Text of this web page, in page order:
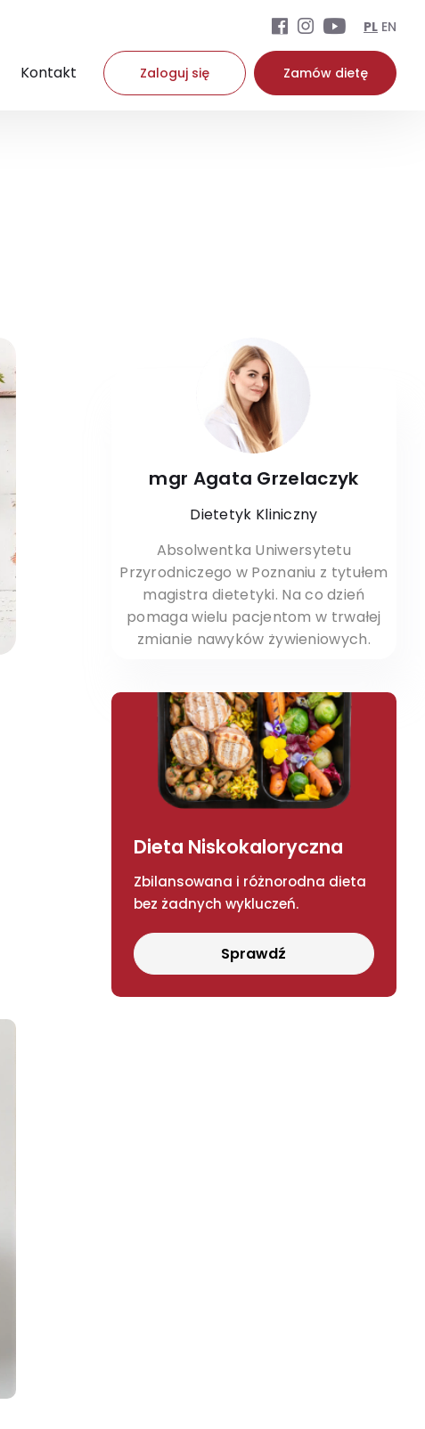
PL EN
Kontakt Zaloguj się Zamów dietę
mgr Agata Grzelaczyk
Dietetyk Kliniczny
Absolwentka Uniwersytetu
Przyrodniczego w Poznaniu z tytułem
magistra dietetyki. Na co dzień
pomaga wielu pacjentom w trwałej
zmianie nawyków żywieniowych.
Dieta Niskokaloryczna
Zbilansowana i różnorodna dieta
bez żadnych wykluczeń.
Sprawdź